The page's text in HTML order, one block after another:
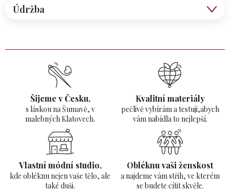
Údržba
Šijeme v Česku,
s láskou na Šumavě, v
malebných Klatovech.
Kvalitní materiály
pečlivě vybírám a testuji,abych
vám nabídla to nejlepší.
Vlastní módní studio,
kde obléknu nejen vaše tělo, ale
také duši.
Obléknu vaši ženskost
a najdeme vám střih, ve kterém
se budete cítit skvěle.